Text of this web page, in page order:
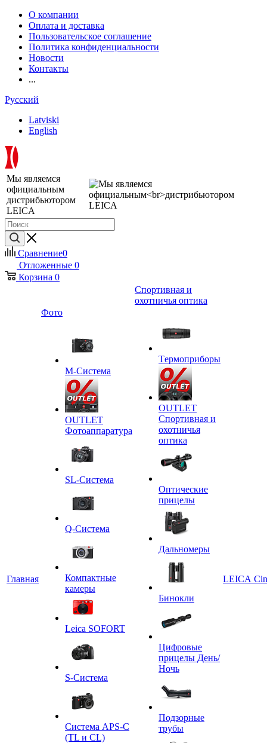
О компании
Оплата и доставка
Пользовательское соглашение
Политика конфиденциальности
Новости
Контакты
...
Русский
Latviski
English
Мы являемся
официальным
дистрибьютором
LEICA
Сравнение0
Отложенные 0
Корзина 0
Главная
Фото
M-Система
OUTLET
Фотоаппаратура
SL-Система
Q-Cистема
Компактные
камеры
Leica SOFORT
S-Система
Система APS-C
(TL и CL)
Спортивная и
охотничья оптика
Tермоприборы
OUTLET
Спортивная и
охотничья
оптика
Оптические
прицелы
Дальномеры
Бинокли
Цифровые
прицелы День/
Ночь
Подзорные
трубы
LEICA